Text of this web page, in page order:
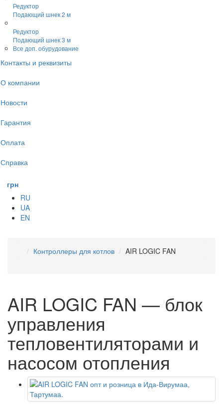
Редуктор
Подающий шнек 2 м
Редуктор
Подающий шнек 3 м
Все доп. обурудование
Контакты и реквизиты
О компании
Новости
Гарантия
Оплата
Справка
грн
RU
UA
EN
Контроллеры для котлов AIR LOGIC FAN
AIR LOGIC FAN — блок
управления
тепловентиляторами и
насосом отопления